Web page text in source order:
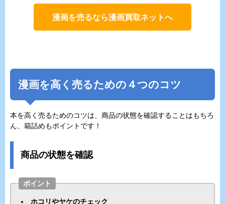
漫画を売るなら漫画買取ネットへ
漫画を高く売るための４つのコツ
本を高く売るためのコツは、商品の状態を確認することはもちろ
ん、箱詰めもポイントです！
商品の状態を確認
ポイント
ホコリやヤケのチェック